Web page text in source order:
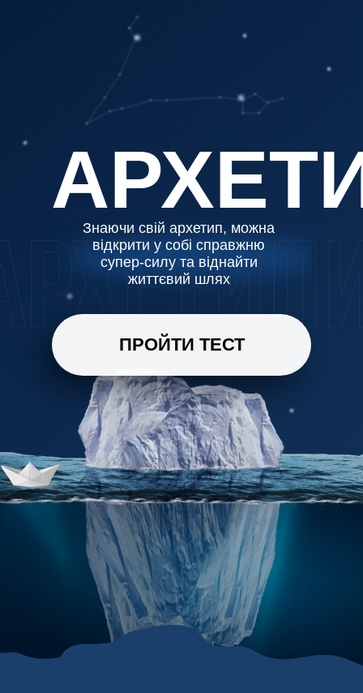
ПРОЙТИ ТЕСТ
Знаючи свій архетип, можна
відкрити у собі справжню
супер-силу та віднайти
життєвий шлях